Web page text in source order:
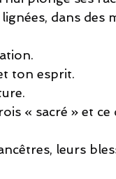
dans des
ton esprit.
« sacré » et
leurs